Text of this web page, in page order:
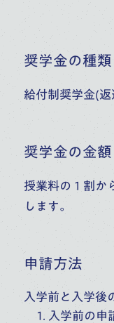
奨学金の種類
給付制奨学金(返
奨学金の金額
授業料の１割か
します。
申請方法
入学前と入学後
入学前の申